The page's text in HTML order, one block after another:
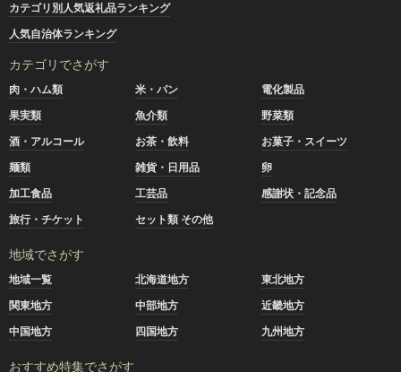
カテゴリ別人気返礼品ランキング
人気自治体ランキング
カテゴリでさがす
肉・ハム類 米・パン
電化製品
果実類
魚介類
野菜類
酒・アルコール
お茶・飲料
お菓子・スイーツ
麺類
雑貨・日用品
卵
加工食品
工芸品
感謝状・記念品
旅行・チケット
セット類 その他
地域でさがす
地域一覧 北海道地方
東北地方
関東地方
中部地方
近畿地方
中国地方
四国地方 九州地方
おすすめ特集でさがす